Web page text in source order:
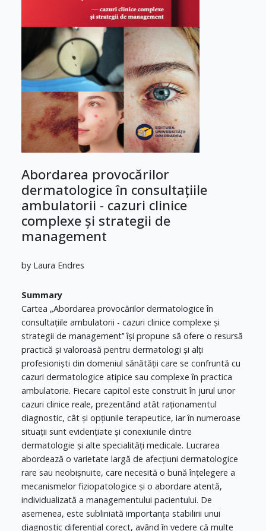
Abordarea provocărilor
dermatologice în consultațiile
ambulatorii - cazuri clinice
complexe și strategii de
management
by Laura Endres
Summary
Cartea „Abordarea provocărilor dermatologice în
consultațiile ambulatorii - cazuri clinice complexe și
strategii de management’’ își propune să ofere o resursă
practică și valoroasă pentru dermatologi și alți
profesioniști din domeniul sănătății care se confruntă cu
cazuri dermatologice atipice sau complexe în practica
ambulatorie. Fiecare capitol este construit în jurul unor
cazuri clinice reale, prezentând atât raționamentul
diagnostic, cât și opțiunile terapeutice, iar în numeroase
situații sunt evidențiate și conexiunile dintre
dermatologie și alte specialități medicale. Lucrarea
abordează o varietate largă de afecțiuni dermatologice
rare sau neobișnuite, care necesită o bună înțelegere a
mecanismelor fiziopatologice și o abordare atentă,
individualizată a managementului pacientului. De
asemenea, este subliniată importanța stabilirii unui
diagnostic diferențial corect, având în vedere că multe